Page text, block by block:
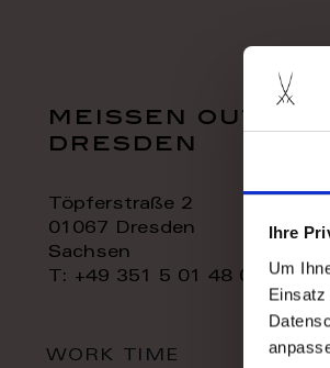
Ihre
Um
meissen outlet
dresden
Töpferstraße 2
01067 Dresden
Sachsen
T: +49 351 5 01 48 06
WORK TIME